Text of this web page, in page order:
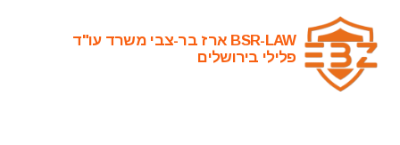
content
BSR-LAW ארז בר-צבי משרד עו"ד
פלילי בירושלים